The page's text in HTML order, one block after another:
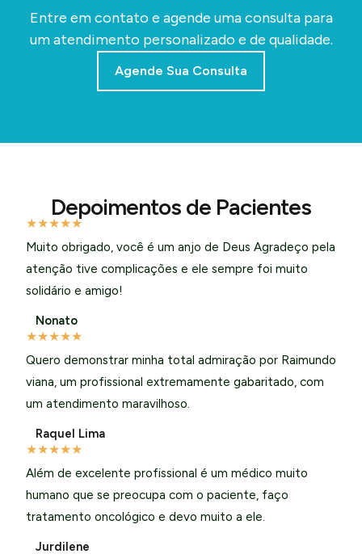
Entre em contato e agende uma consulta para
um atendimento personalizado e de qualidade.
Agende Sua Consulta
Depoimentos de Pacientes
★★★★★
Muito obrigado, você é um anjo de Deus Agradeço pela
atenção tive complicações e ele sempre foi muito
solidário e amigo!
Nonato
★★★★★
Quero demonstrar minha total admiração por Raimundo
viana, um profissional extremamente gabaritado, com
um atendimento maravilhoso.
Raquel Lima
★★★★★
Além de excelente profissional é um médico muito
humano que se preocupa com o paciente, faço
tratamento oncológico e devo muito a ele.
Jurdilene